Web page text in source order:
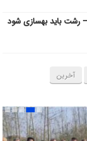
آخرین